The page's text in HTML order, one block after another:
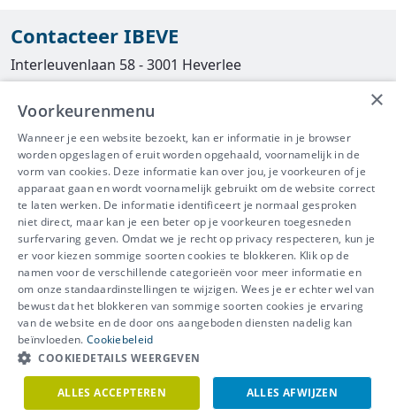
Contacteer IBEVE
Interleuvenlaan 58 - 3001 Heverlee
016/390490
info@ibeve.be
asbest@ibeve.be
Ondernemingsnummer: 0436 612 044
IBEVE maakt deel uit van Groep
IDEWE
Disclaimer-Privacy-Cookiebeleid
Meer vragen? Neem
meteen contact op.
×
Voorkeurenmenu
Wanneer je een website bezoekt, kan er informatie in je browser
worden opgeslagen of eruit worden opgehaald, voornamelijk in de
vorm van cookies. Deze informatie kan over jou, je voorkeuren of je
apparaat gaan en wordt voornamelijk gebruikt om de website correct
te laten werken. De informatie identificeert je normaal gesproken
niet direct, maar kan je een beter op je voorkeuren toegesneden
surfervaring geven. Omdat we je recht op privacy respecteren, kun je
er voor kiezen sommige soorten cookies te blokkeren. Klik op de
namen voor de verschillende categorieën voor meer informatie en
om onze standaardinstellingen te wijzigen. Wees je er echter wel van
bewust dat het blokkeren van sommige soorten cookies je ervaring
van de website en de door ons aangeboden diensten nadelig kan
beïnvloeden. Cookiebeleid
COOKIEDETAILS WEERGEVEN
ALLES ACCEPTEREN ALLES AFWIJZEN